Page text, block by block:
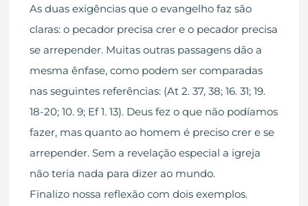
As duas exigências que o evangelho faz são
claras: o pecador precisa crer e o pecador precisa
se arrepender. Muitas outras passagens dão a
mesma ênfase, como podem ser comparadas
nas seguintes referências: (At 2. 37, 38; 16. 31; 19.
18-20; 10. 9; Ef 1. 13). Deus fez o que não podíamos
fazer, mas quanto ao homem é preciso crer e se
arrepender. Sem a revelação especial a igreja
não teria nada para dizer ao mundo.
Finalizo nossa reflexão com dois exemplos.